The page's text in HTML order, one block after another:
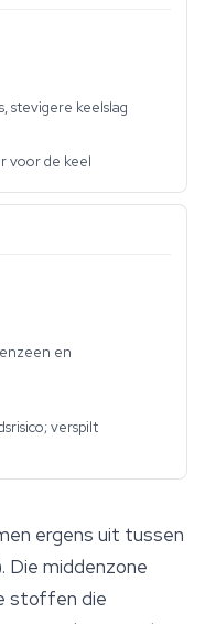
stevigere keelslag
voor de keel
en
verspilt
ergens uit tussen
Die middenzone
stoffen die